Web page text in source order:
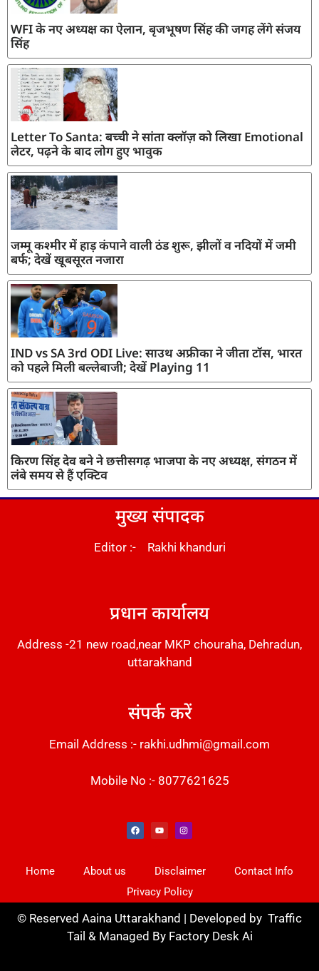
WFI के नए अध्यक्ष का ऐलान, बृजभूषण सिंह की जगह लेंगे संजय
सिंह
Letter To Santa: बच्ची ने सांता क्लॉज़ को लिखा Emotional
लेटर, पढ़ने के बाद लोग हुए भावुक
जम्मू कश्मीर में हाड़ कंपाने वाली ठंड शुरू, झीलों व नदियों में जमी
बर्फ; देखें खूबसूरत नजारा
IND vs SA 3rd ODI Live: साउथ अफ्रीका ने जीता टॉस, भारत
को पहले मिली बल्लेबाजी; देखें Playing 11
किरण सिंह देव बने ने छत्तीसगढ़ भाजपा के नए अध्यक्ष, संगठन में
लंबे समय से हैं एक्टिव
मुख्य संपादक
Editor :- Rakhi khanduri
प्रधान कार्यालय
Address -21 new road,near MKP chouraha, Dehradun,
uttarakhand
संपर्क करें
Email Address :- rakhi.udhmi@gmail.com
Mobile No :- 8077621625
Home About us Disclaimer
Contact Info
Privacy Policy
© Reserved Aaina Uttarakhand | Developed by Traffic
Tail & Managed By Factory Desk Ai